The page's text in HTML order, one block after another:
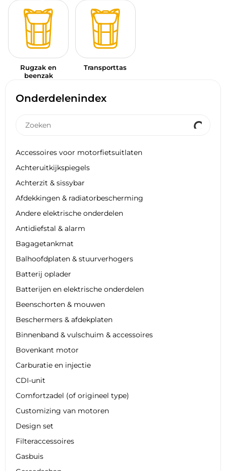
Onderdelenindex
Accessoires voor motorfietsuitlaten
Achteruitkijkspiegels
Achterzit & sissybar
Afdekkingen & radiatorbescherming
Andere elektrische onderdelen
Antidiefstal & alarm
Bagagetankmat
Balhoofdplaten & stuurverhogers
Batterij oplader
Batterijen en elektrische onderdelen
Beenschorten & mouwen
Beschermers & afdekplaten
Binnenband & vulschuim & accessoires
Bovenkant motor
Carburatie en injectie
CDI-unit
Comfortzadel (of origineel type)
Customizing van motoren
Design set
Filteraccessoires
Gasbuis
Rugzak en
beenzak
Transporttas